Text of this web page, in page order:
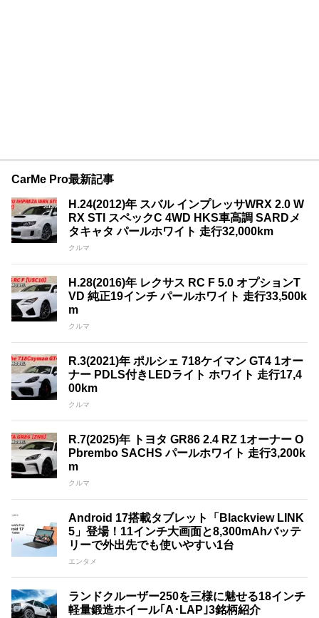
CarMe Pro最新記事
H.24(2012)年 スバル インプレッサWRX 2.0 W
RX STI スペックC 4WD HKS車高調 SARDメ
タキャタ パールホワイト 走行32,000km
クルマ
H.28(2016)年 レクサス RC F 5.0 オプションT
VD 純正19インチ パールホワイト 走行33,500k
m
クルマ
R.3(2021)年 ポルシェ 718ケイマン GT4 1オー
ナー PDLS付きLEDライト ホワイト 走行17,4
00km
クルマ
R.7(2025)年 トヨタ GR86 2.4 RZ 1オーナー O
Pbrembo SACHS パールホワイト 走行3,200k
m
クルマ
Android 17搭載タブレット「Blackview LINK
5」登場！11インチ大画面と8,300mAhバッテ
リーで外出先でも使いやすい1台
エンタメ
ランドクルーザー250を三様に魅せる18インチ
軽量鍛造ホイール｢A･LAP｣3銘柄紹介